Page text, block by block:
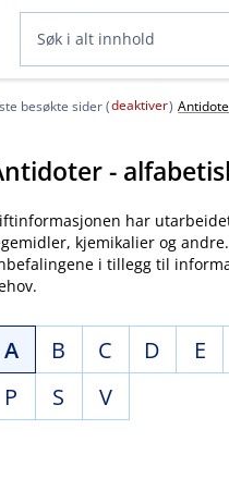
besøkte sider (deaktiver)
-
har
kjemikalier og
i tillegg til
A B C D E
P
S V